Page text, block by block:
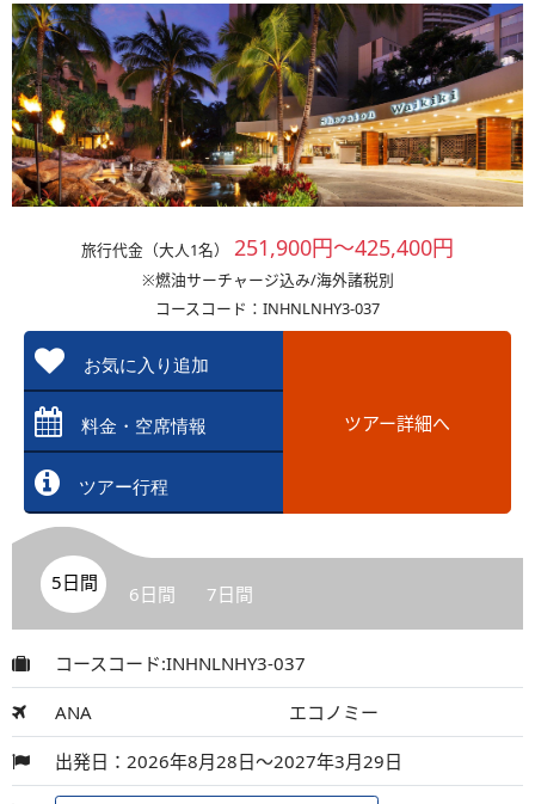
旅行代金（大人1名） 251,900円～425,400円
※燃油サーチャージ込み/海外諸税別
コースコード：INHNLNHY3-037
お気に入り追加
料金・空席情報
ツアー行程
ツアー詳細へ
5日間 6日間 7日間
コースコード:INHNLNHY3-037
ANA エコノミー
出発日：2026年8月28日～2027年3月29日